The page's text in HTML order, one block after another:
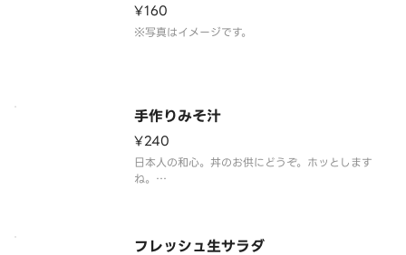
¥160
※写真はイメージです。
手作りみそ汁
¥240
日本人の和心。丼のお供にどうぞ。ホッとします
ね。
フレッシュ生サラダ